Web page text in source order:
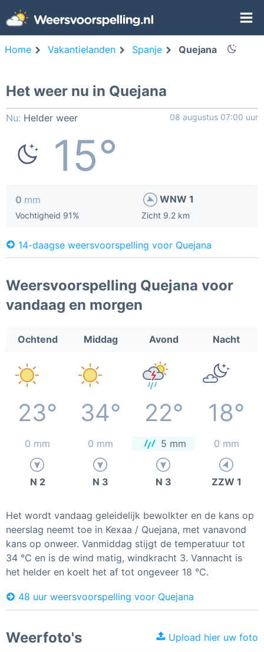
Home Vakantielanden Spanje Quejana
Het weer nu in Quejana
Nu: Helder weer 08 augustus 07:00 uur
15°
0 mm
Vochtigheid 91%
WNW 1
Zicht 9.2 km
14-daagse weersvoorspelling voor Quejana
Weersvoorspelling Quejana voor
vandaag en morgen
Ochtend Middag Avond Nacht
23° 34° 22° 18°
0 mm 0 mm 5 mm 0 mm
N 2 N 3 N 3 ZZW 1
Het wordt vandaag geleidelijk bewolkter en de kans op
neerslag neemt toe in Kexaa / Quejana, met vanavond
kans op onweer. Vanmiddag stijgt de temperatuur tot
34 °C en is de wind matig, windkracht 3. Vannacht is
het helder en koelt het af tot ongeveer 18 °C.
48 uur weersvoorspelling voor Quejana
Weerfoto's Upload hier uw foto